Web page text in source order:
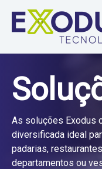
para
As soluções Exodus
diversificada ideal
padarias,
departamentos ou